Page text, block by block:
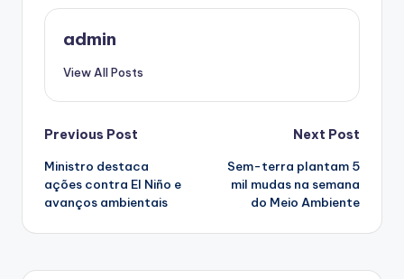
admin
View All Posts
Post
navigation
Previous Post
Ministro destaca
ações contra El Niño e
avanços ambientais
Next Post
Sem-terra plantam 5
mil mudas na semana
do Meio Ambiente